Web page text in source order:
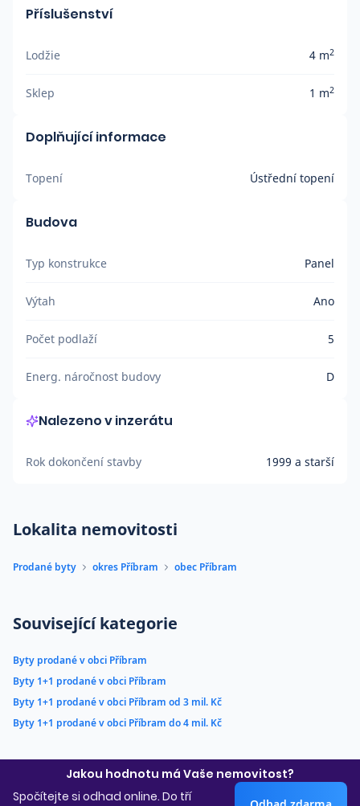
Příslušenství
Lodžie 4 m2
Sklep 1 m2
Doplňující informace
Topení Ústřední topení
Budova
Typ konstrukce Panel
Výtah Ano
Počet podlaží 5
Energ. náročnost budovy D
Nalezeno v inzerátu
Rok dokončení stavby 1999 a starší
Lokalita nemovitosti
Prodané byty okres Příbram obec Příbram
Související kategorie
Byty prodané v obci Příbram
Byty 1+1 prodané v obci Příbram
Byty 1+1 prodané v obci Příbram od 3 mil. Kč
Byty 1+1 prodané v obci Příbram do 4 mil. Kč
Jakou hodnotu má Vaše nemovitost?
Spočítejte si odhad online. Do tří